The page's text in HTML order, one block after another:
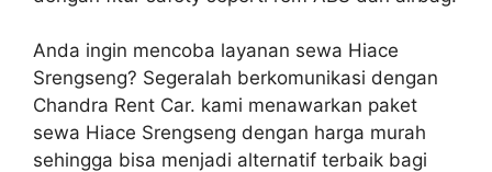
Anda ingin mencoba layanan sewa Hiace
Srengseng? Segeralah berkomunikasi dengan
Chandra Rent Car. kami menawarkan paket
sewa Hiace Srengseng dengan harga murah
sehingga bisa menjadi alternatif terbaik bagi